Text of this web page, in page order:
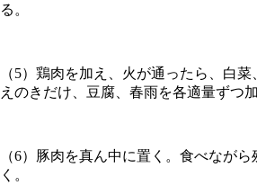
る。
（5）鶏肉を加え、火が通ったら、白
えのきだけ、豆腐、春雨を各適量ずつ加
（6）豚肉を真ん中に置く。食べなが
く。